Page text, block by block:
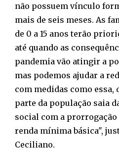
não possuem vínculo
mais de seis meses. As
de 0 a 15 anos terão
até quando as
pandemia vão atingir a
mas podemos ajudar a
com medidas como
parte da população saia
social com a prorrogação
renda mínima básica",
Ceciliano.